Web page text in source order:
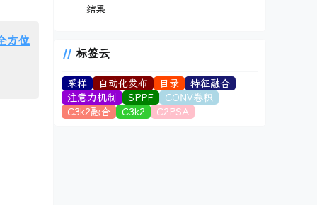
方位
结果
标签云
采样 自动化发布 目录
特征融合
注意力机制
SPPF
CONV卷积
C3k2融合
C3k2 C2PSA